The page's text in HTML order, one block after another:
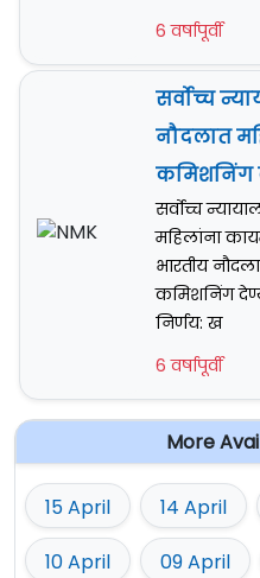
6 वर्षापूर्वी
सर्वोच्च
नौदलात
कमिशनिंग
सर्वोच्च
महिलांना
भारतीय
कमिशनिंग
निर्णय: ख
6 वर्षापूर्वी
More
15 April 14 April
10 April
09 April